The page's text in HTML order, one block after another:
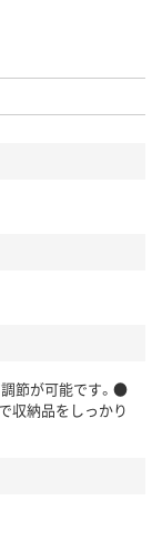
節が可能です。●
収納品をしっかり